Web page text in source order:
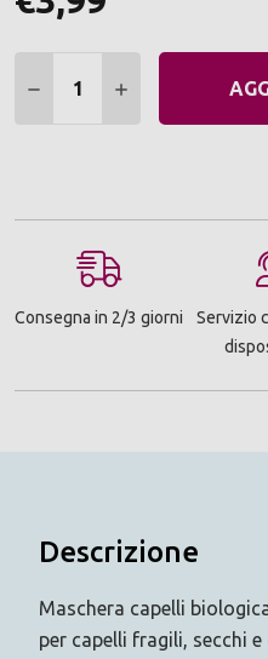
DIMINUIRE QUANTITÀ:
AUMENTARE
Consegna in 2/3 giorni
Servizio
Descrizione
Maschera capelli
per capelli fragili, secchi